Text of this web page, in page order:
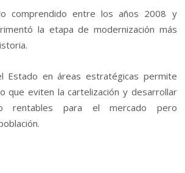
comprendido entre los años 2008 y
la etapa de modernización más
Estado en áreas estratégicas permite
que eviten la cartelización y desarrollar
rentables para el mercado pero